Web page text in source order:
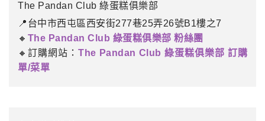
The Pandan Club 綠蛋糕俱樂部
📍台中市西屯區西安街277巷25弄26號B1樓之7
🔸 The Pandan Club 綠蛋糕俱樂部 粉絲團
🔸訂購網站： The Pandan Club 綠蛋糕俱樂部 訂購
單/菜單